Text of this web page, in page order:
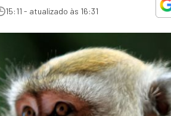
15:11 - atualizado às 16:31